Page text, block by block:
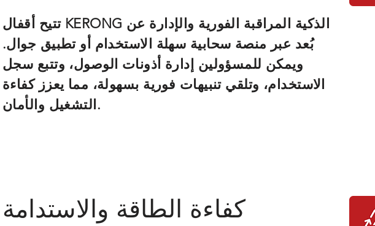
تتيح أقفال KERONG الذكية المراقبة الفورية والإدارة عن
بُعد عبر منصة سحابية سهلة الاستخدام أو تطبيق جوال.
ويمكن للمسؤولين إدارة أذونات الوصول، وتتبع سجل
الاستخدام، وتلقي تنبيهات فورية بسهولة، مما يعزز كفاءة
التشغيل والأمان.
كفاءة الطاقة والاستدامة